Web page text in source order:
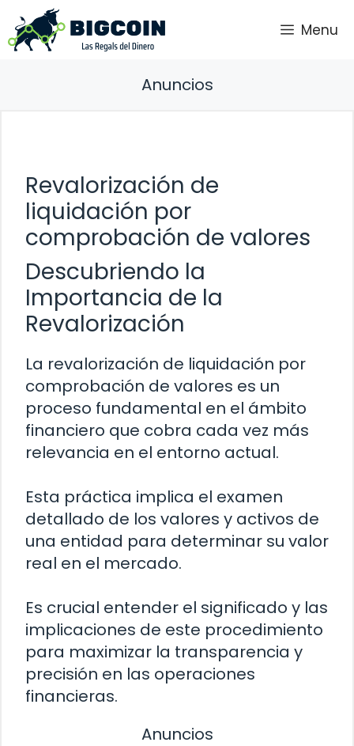
Saltar
al
contenido
Menu
Anuncios
Revalorización de
liquidación por
comprobación de valores
Descubriendo la
Importancia de la
Revalorización
La revalorización de liquidación por
comprobación de valores es un
proceso fundamental en el ámbito
financiero que cobra cada vez más
relevancia en el entorno actual.
Esta práctica implica el examen
detallado de los valores y activos de
una entidad para determinar su valor
real en el mercado.
Es crucial entender el significado y las
implicaciones de este procedimiento
para maximizar la transparencia y
precisión en las operaciones
financieras.
Anuncios